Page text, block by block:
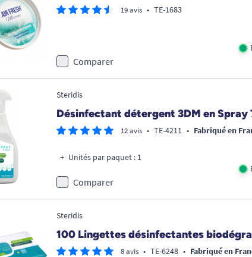
19 avis • TE-1683
Comparer
Steridis
Désinfectant détergent 3DM en Spray
12 avis • TE-4211 • Fabriqué en
Unités par paquet : 1
Comparer
Steridis
100 Lingettes désinfectantes
8 avis • TE-6248 • Fabriqué en